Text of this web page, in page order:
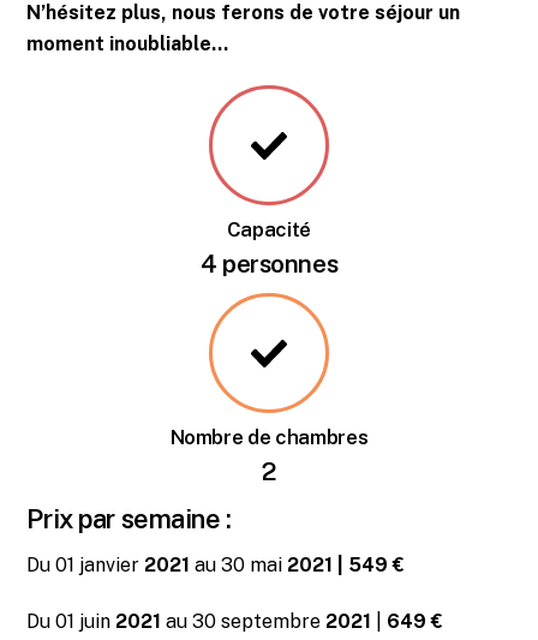
N’hésitez plus, nous ferons de votre séjour un
moment inoubliable…
Capacité
4 personnes
Nombre de chambres
2
Prix par semaine :
Du 01 janvier 2021au 30 mai 2021 | 549 €
Du 01 juin 2021 au 30 septembre 2021 649 €